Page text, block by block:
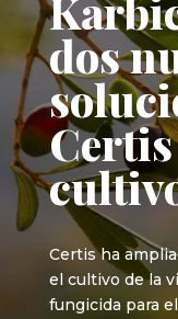
dos
Certis ha
el cultivo de la
fungicida para